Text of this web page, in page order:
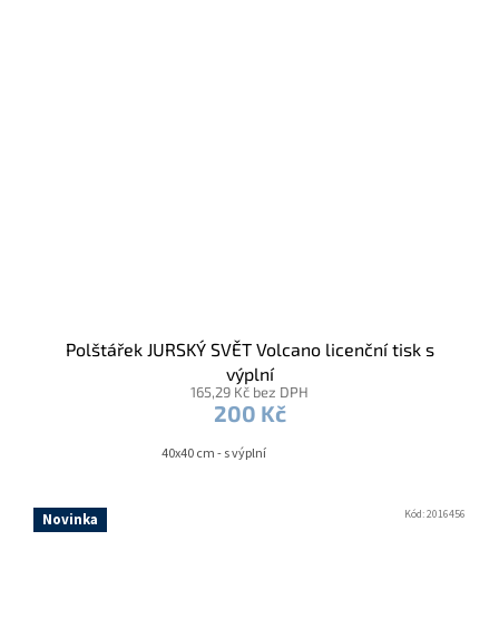
Polštářek JURSKÝ SVĚT Volcano licenční tisk s
výplní
165,29 Kč bez DPH
200 Kč
40x40 cm - s výplní
Novinka Kód:2016456